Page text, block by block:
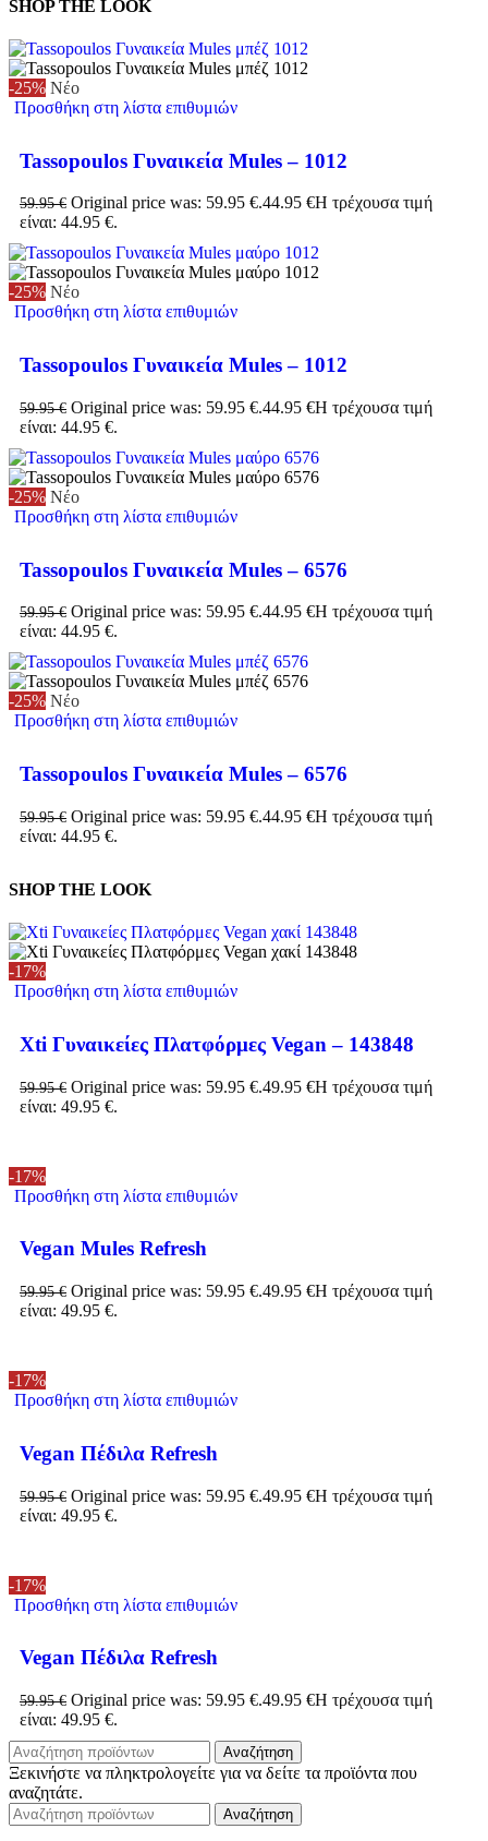
SHOP THE LOOK
-25% Νέο
Προσθήκη στη λίστα επιθυμιών
Tassopoulos Γυναικεία Mules – 1012
59.95€ Original price was: 59.95 €.44.95 €Η τρέχουσα τιμή
είναι: 44.95 €.
-25% Νέο
Προσθήκη στη λίστα επιθυμιών
Tassopoulos Γυναικεία Mules – 1012
59.95€ Original price was: 59.95 €.44.95 €Η τρέχουσα τιμή
είναι: 44.95 €.
-25% Νέο
Προσθήκη στη λίστα επιθυμιών
Tassopoulos Γυναικεία Mules – 6576
59.95€ Original price was: 59.95 €.44.95 €Η τρέχουσα τιμή
είναι: 44.95 €.
-25% Νέο
Προσθήκη στη λίστα επιθυμιών
Tassopoulos Γυναικεία Mules – 6576
59.95€ Original price was: 59.95 €.44.95 €Η τρέχουσα τιμή
είναι: 44.95 €.
SHOP THE LOOK
-17%
Προσθήκη στη λίστα επιθυμιών
Xti Γυναικείες Πλατφόρμες Vegan – 143848
59.95€ Original price was: 59.95 €.49.95 €Η τρέχουσα τιμή
είναι: 49.95 €.
-17%
Προσθήκη στη λίστα επιθυμιών
Vegan Mules Refresh
59.95€ Original price was: 59.95 €.49.95 €Η τρέχουσα τιμή
είναι: 49.95 €.
-17%
Προσθήκη στη λίστα επιθυμιών
Vegan Πέδιλα Refresh
59.95€ Original price was: 59.95 €.49.95 €Η τρέχουσα τιμή
είναι: 49.95 €.
-17%
Προσθήκη στη λίστα επιθυμιών
Vegan Πέδιλα Refresh
59.95€ Original price was: 59.95 €.49.95 €Η τρέχουσα τιμή
είναι: 49.95 €.
Αναζήτηση
Ξεκινήστε να πληκτρολογείτε για να δείτε τα προϊόντα που
αναζητάτε.
Αναζήτηση